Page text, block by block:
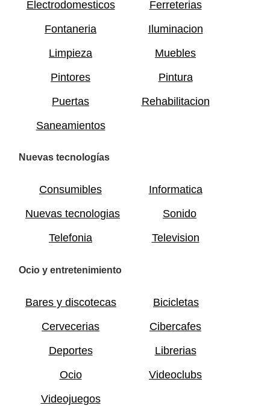
Electrodomesticos
Ferreterias
Fontaneria
Iluminacion
Limpieza
Muebles
Pintores
Pintura
Puertas
Rehabilitacion
Saneamientos
Nuevas tecnologías
Consumibles
Informatica
Nuevas tecnologias
Sonido
Telefonia
Television
Ocio y entretenimiento
Bares y discotecas
Bicicletas
Cervecerias
Cibercafes
Deportes
Librerias
Ocio
Videoclubs
Videojuegos